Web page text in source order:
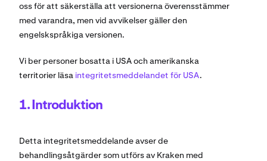
oss för att säkerställa att versionerna överensstämmer
med varandra, men vid avvikelser gäller den
engelskspråkiga versionen.
Vi ber personer bosatta i USA och amerikanska
territorier läsa integritetsmeddelandet för USA.
1. Introduktion
Detta integritetsmeddelande avser de
behandlingsåtgärder som utförs av Kraken med